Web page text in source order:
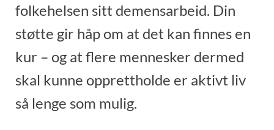
folkehelsen sitt demensarbeid. Din
støtte gir håp om at det kan finnes en
kur – og at flere mennesker dermed
skal kunne opprettholde er aktivt liv
så lenge som mulig.